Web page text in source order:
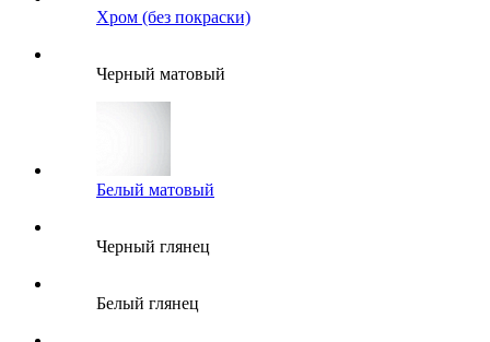
Хром (без покраски)
Черный матовый
Белый матовый
Черный глянец
Белый глянец